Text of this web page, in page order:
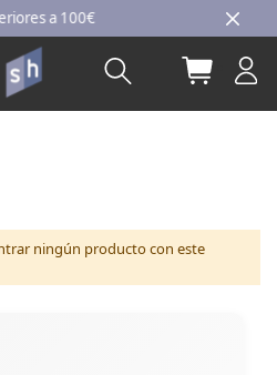
Ir
al
contenido
a 100€
Buscar Mi
ningún producto con este